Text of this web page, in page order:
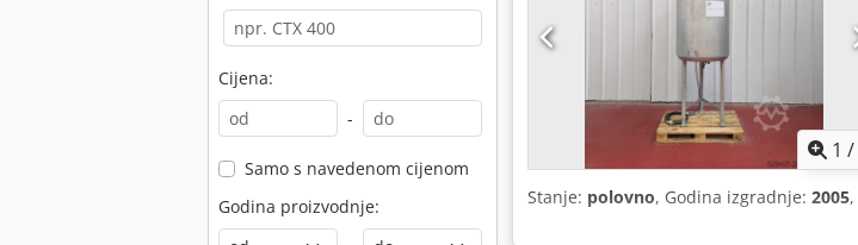
Cijena:
-
Samo s navedenom cijenom
Godina proizvodnje:
1 /
Stanje: polovno, Godina izgradnje: 2005,